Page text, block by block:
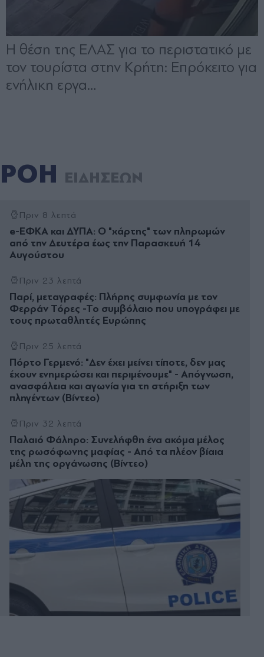
ΡΟΗ ΕΙΔΗΣΕΩΝ
Πριν 8 λεπτά
e-ΕΦΚΑ και ΔΥΠΑ: Ο "χάρτης" των πληρωμών
από την Δευτέρα έως την Παρασκευή 14
Αυγούστου
Πριν 23 λεπτά
Παρί, μεταγραφές: Πλήρης συμφωνία με τον
Φερράν Τόρες -Το συμβόλαιο που υπογράφει με
τους πρωταθλητές Ευρώπης
Πριν 25 λεπτά
Πόρτο Γερμενό: "Δεν έχει μείνει τίποτε, δεν μας
έχουν ενημερώσει και περιμένουμε" - Απόγνωση,
ανασφάλεια και αγωνία για τη στήριξη των
πληγέντων (Βίντεο)
Πριν 32 λεπτά
Παλαιό Φάληρο: Συνελήφθη ένα ακόμα μέλος
της ρωσόφωνης μαφίας - Από τα πλέον βίαια
μέλη της οργάνωσης (Βίντεο)